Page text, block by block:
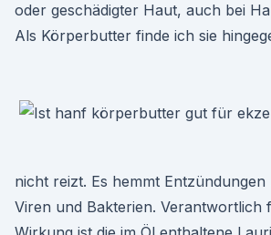
oder geschädigter Haut, auch bei
Als Körperbutter finde ich sie
nicht reizt. Es hemmt
Viren und Bakterien. Verantwortlich